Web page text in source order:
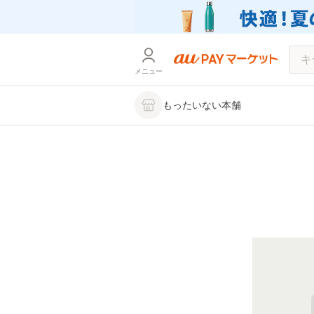
メニュー
もったいない本舗